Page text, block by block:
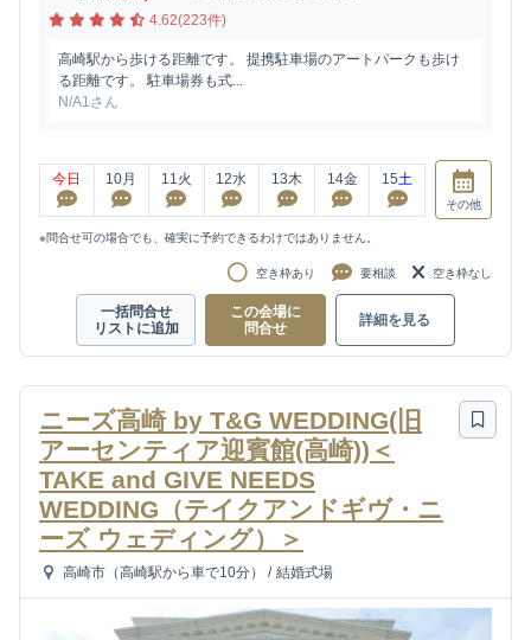
4.62(223件)
高崎駅から歩ける距離です。 提携駐車場のアートパークも歩け
る距離です。 駐車場券も式...
N/A1さん
今日 10月 11 火 12水 13木 14金 15土
その他
※問合せ可の場合でも、確実に予約できるわけではありません。
空き枠あり 要相談 空き枠なし
一括問合せ
リストに追加
この会場に
問合せ
詳細を見る
ニーズ高崎 by T&G WEDDING(旧
アーセンティア迎賓館(高崎))＜
TAKE and GIVE NEEDS
WEDDING（テイクアンドギヴ・ニ
ーズ ウェディング）＞
高崎市（高崎駅から車で10分） / 結婚式場